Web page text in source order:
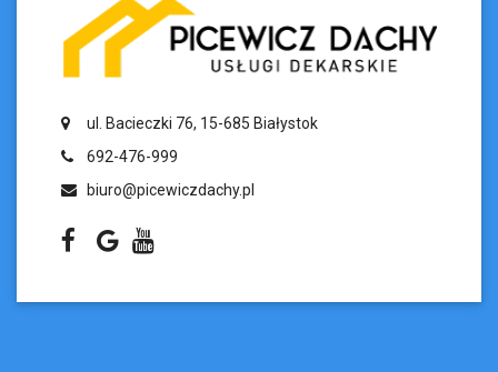
ul. Bacieczki 76, 15-685 Białystok
692-476-999
biuro@picewiczdachy.pl